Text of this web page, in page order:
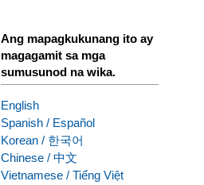
Ang mapagkukunang ito ay
magagamit sa mga
sumusunod na wika.
English
Spanish / Español
Korean / 한국어
Chinese / 中文
Vietnamese / Tiếng Việt